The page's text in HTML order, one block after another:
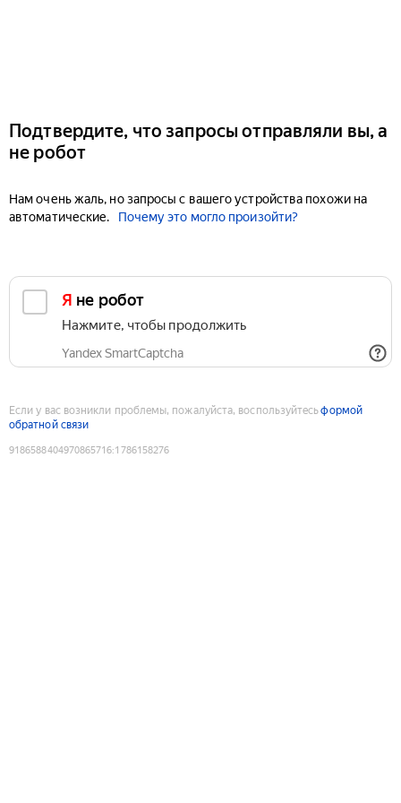
Подтвердите, что запросы отправляли вы, а
не робот
Нам очень жаль, но запросы с вашего устройства похожи на
автоматические.
Почему это могло произойти?
Я не робот
Нажмите, чтобы продолжить
Yandex SmartCaptcha
Если у вас возникли проблемы, пожалуйста, воспользуйтесьформой
обратной связи
9186588404970865716:1786158276